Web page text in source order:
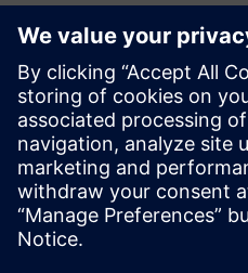
Metaroom 3D
Metaroom võimaldab
lihtsat ja tõhusat 2D- ja 3D-
Väljundite hulka kuuluvad
integreerimised Building X
Lifecycle Twin.
Lisateave